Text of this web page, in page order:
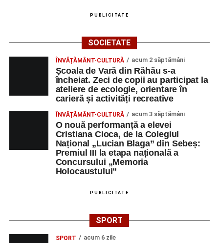
PUBLICITATE
SOCIETATE
ÎNVĂȚĂMÂNT-CULTURĂ acum 2 săptămâni
Școala de Vară din Răhău s-a
încheiat. Zeci de copii au participat la
ateliere de ecologie, orientare în
carieră și activități recreative
ÎNVĂȚĂMÂNT-CULTURĂ acum 3 săptămâni
O nouă performanță a elevei
Cristiana Cioca, de la Colegiul
Național „Lucian Blaga” din Sebeș:
Premiul III la etapa națională a
Concursului „Memoria
Holocaustului”
PUBLICITATE
SPORT
SPORT acum 6 zile